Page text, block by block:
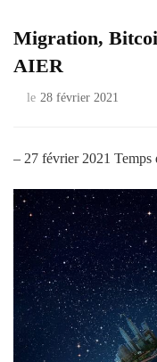
Migration,
AIER
le 28 février 2021
– 27 février 2021 Temps